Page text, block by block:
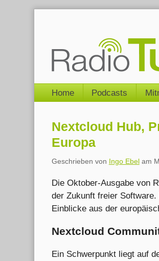
Navigation
Home Podcasts
Nextcloud Hub,
Europa
Geschrieben von Ingo Ebelam
Die Oktober-Ausgabe von
der Zukunft freier
Einblicke aus der
Nextcloud
Ein Schwerpunkt liegt auf